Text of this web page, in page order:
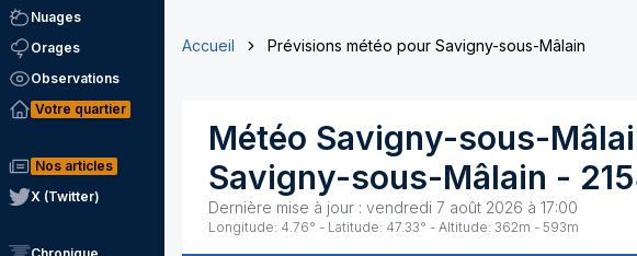
Nuages
Orages
Observations
Votre quartier
Nos articles
X (Twitter)
Accueil Prévisions météo pour Savigny-sous-Mâlain
Météo Savigny-sous-
Savigny-sous-Mâlain -
Dernière mise à jour : vendredi 7 août 2026 à 17:00
Longitude: 4.76° - Latitude: 47.33° - Altitude: 362m - 593m